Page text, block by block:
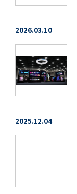
2026.03.10
2025.12.04